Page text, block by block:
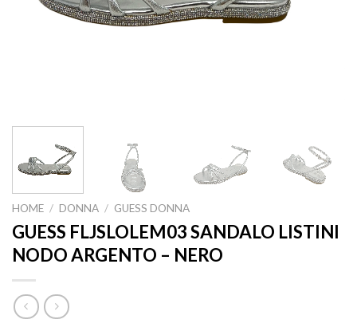
HOME / DONNA / GUESS DONNA
GUESS FLJSLOLEM03 SANDALO LISTINI
NODO ARGENTO – NERO